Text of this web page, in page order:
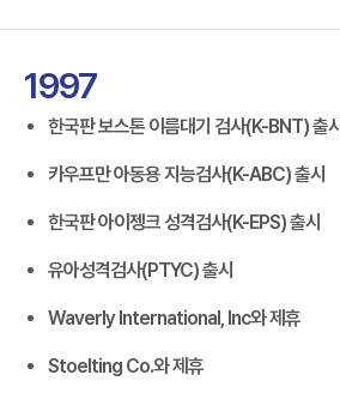
1997
한국판 보스톤 이름대기 검사(K-BNT) 출시
카우프만 아동용 지능검사(K-ABC) 출시
한국판 아이젱크 성격검사(K-EPS) 출시
유아성격검사(PTYC) 출시
Waverly International, Inc와 제휴
Stoelting Co.와 제휴